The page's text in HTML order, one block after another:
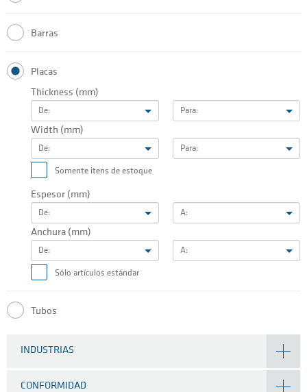
Barras
Placas
Thickness (mm)
De: Para:
Width (mm)
De: Para:
Somente itens de estoque
Espesor (mm)
De: A:
Anchura (mm)
De: A:
Sólo artículos estándar
Tubos
INDUSTRIAS
CONFORMIDAD